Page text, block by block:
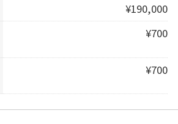
¥190,000
¥700
¥700